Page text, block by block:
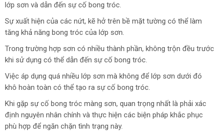
lớp sơn và dẫn đến sự cố bong tróc.
Sự xuất hiện của các nứt, kẽ hở trên bề mặt tường có thể làm
tăng khả năng bong tróc của lớp sơn.
Trong trường hợp sơn có nhiều thành phần, không trộn đều trước
khi sử dụng có thể dẫn đến sự cố bong tróc.
Việc áp dụng quá nhiều lớp sơn mà không để lớp sơn dưới đó
khô hoàn toàn có thể tạo ra sự cố bong tróc.
Khi gặp sự cố bong tróc màng sơn, quan trọng nhất là phải xác
định nguyên nhân chính và thực hiện các biện pháp khắc phục
phù hợp để ngăn chặn tình trạng này.